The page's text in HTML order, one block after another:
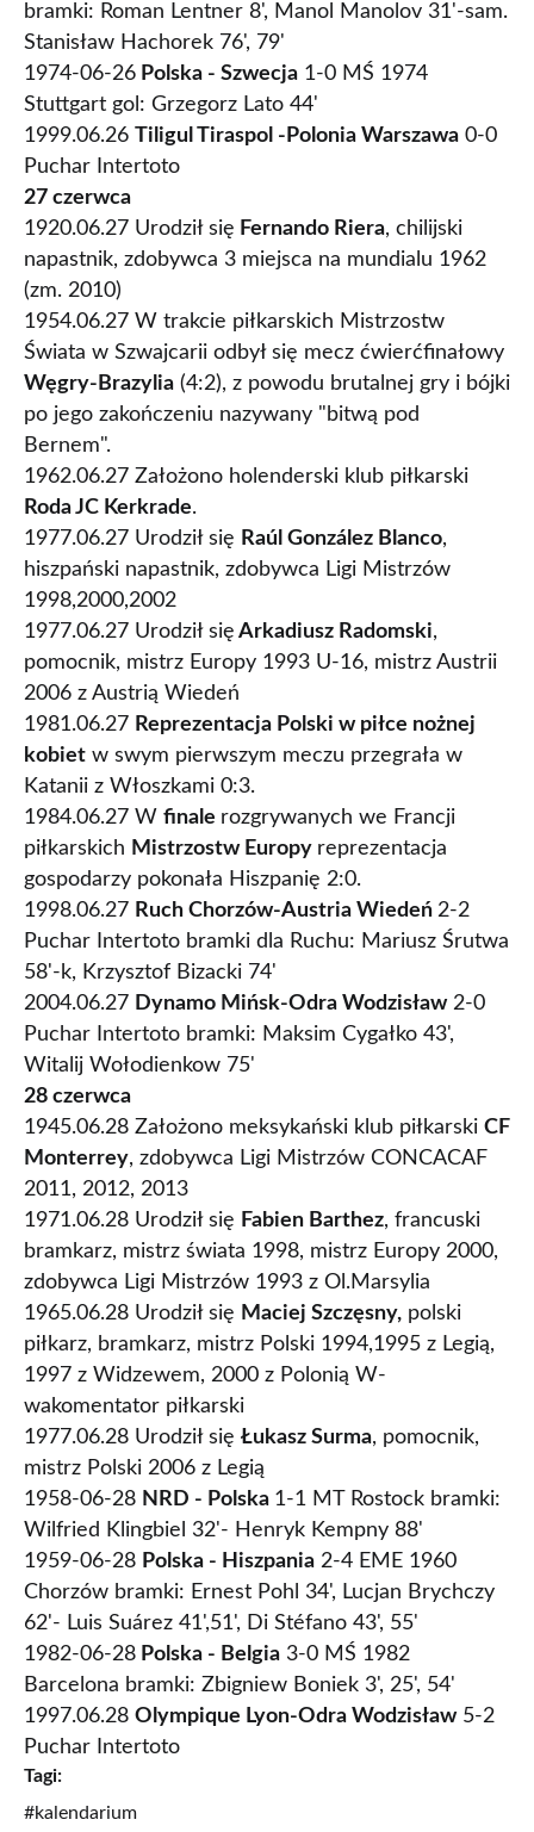
bramki: Roman Lentner 8', Manol Manolov 31'-sam.
Stanisław Hachorek 76', 79'
1974-06-26 Polska - Szwecja 1-0 MŚ 1974
Stuttgart gol: Grzegorz Lato 44'
1999.06.26 Tiligul Tiraspol -Polonia Warszawa 0-0
Puchar Intertoto
27 czerwca
1920.06.27 Urodził się Fernando Riera, chilijski
napastnik, zdobywca 3 miejsca na mundialu 1962
(zm. 2010)
1954.06.27 W trakcie piłkarskich Mistrzostw
Świata w Szwajcarii odbył się mecz ćwierćfinałowy
Węgry-Brazylia (4:2), z powodu brutalnej gry i bójki
po jego zakończeniu nazywany "bitwą pod
Bernem".
1962.06.27 Założono holenderski klub piłkarski
Roda JC Kerkrade.
1977.06.27 Urodził się Raúl González Blanco,
hiszpański napastnik, zdobywca Ligi Mistrzów
1998,2000,2002
1977.06.27 Urodził się Arkadiusz Radomski,
pomocnik, mistrz Europy 1993 U-16, mistrz Austrii
2006 z Austrią Wiedeń
1981.06.27 Reprezentacja Polski w piłce nożnej
kobiet w swym pierwszym meczu przegrała w
Katanii z Włoszkami 0:3.
1984.06.27 W finale rozgrywanych we Francji
piłkarskich Mistrzostw Europy reprezentacja
gospodarzy pokonała Hiszpanię 2:0.
1998.06.27 Ruch Chorzów-Austria Wiedeń 2-2
Puchar Intertoto bramki dla Ruchu: Mariusz Śrutwa
58'-k, Krzysztof Bizacki 74'
2004.06.27 Dynamo Mińsk-Odra Wodzisław2-0
Puchar Intertoto bramki: Maksim Cygałko 43',
Witalij Wołodienkow 75'
28 czerwca
1945.06.28 Założono meksykański klub piłkarski CF
Monterrey, zdobywca Ligi Mistrzów CONCACAF
2011, 2012, 2013
1971.06.28 Urodził się Fabien Barthez, francuski
bramkarz, mistrz świata 1998, mistrz Europy 2000,
zdobywca Ligi Mistrzów 1993 z Ol.Marsylia
1965.06.28 Urodził się Maciej Szczęsny, polski
piłkarz, bramkarz, mistrz Polski 1994,1995 z Legią,
1997 z Widzewem, 2000 z Polonią W-
wakomentator piłkarski
1977.06.28 Urodził się Łukasz Surma, pomocnik,
mistrz Polski 2006 z Legią
1958-06-28 NRD - Polska 1-1 MT Rostock bramki:
Wilfried Klingbiel 32'- Henryk Kempny 88'
1959-06-28 Polska - Hiszpania 2-4 EME 1960
Chorzów bramki: Ernest Pohl 34', Lucjan Brychczy
62'- Luis Suárez 41',51', Di Stéfano 43', 55'
1982-06-28 Polska - Belgia 3-0 MŚ 1982
Barcelona bramki: Zbigniew Boniek 3', 25', 54'
1997.06.28 Olympique Lyon-Odra Wodzisław5-2
Puchar Intertoto
Tagi:
#kalendarium